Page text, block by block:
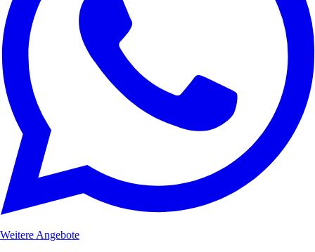
Weitere Angebote